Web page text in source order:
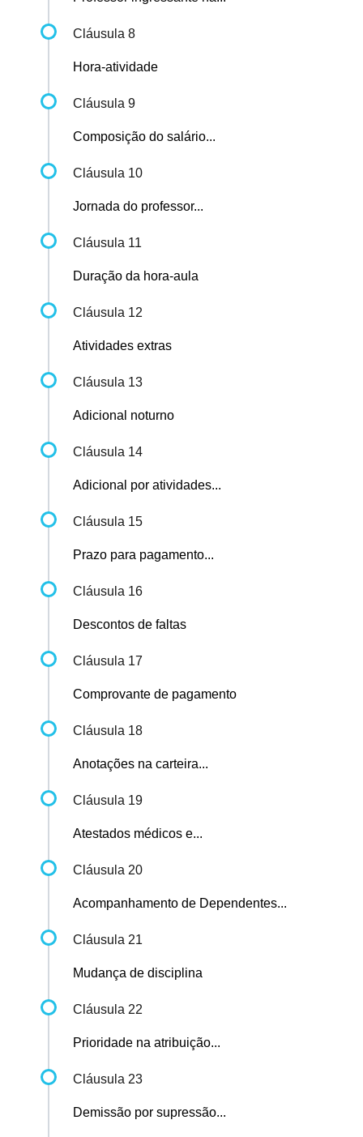
Cláusula 8
Hora-atividade
Cláusula 9
Composição do salário...
Cláusula 10
Jornada do professor...
Cláusula 11
Duração da hora-aula
Cláusula 12
Atividades extras
Cláusula 13
Adicional noturno
Cláusula 14
Adicional por atividades...
Cláusula 15
Prazo para pagamento...
Cláusula 16
Descontos de faltas
Cláusula 17
Comprovante de pagamento
Cláusula 18
Anotações na carteira...
Cláusula 19
Atestados médicos e...
Cláusula 20
Acompanhamento de Dependentes...
Cláusula 21
Mudança de disciplina
Cláusula 22
Prioridade na atribuição...
Cláusula 23
Demissão por supressão...